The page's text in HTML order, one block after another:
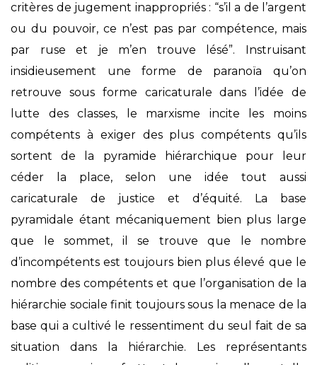
critères de jugement inappropriés : “s’il a de l’argent
ou du pouvoir, ce n’est pas par compétence, mais
par ruse et je m’en trouve lésé”. Instruisant
insidieusement une forme de paranoïa qu’on
retrouve sous forme caricaturale dans l’idée de
lutte des classes, le marxisme incite les moins
compétents à exiger des plus compétents qu’ils
sortent de la pyramide hiérarchique pour leur
céder la place, selon une idée tout aussi
caricaturale de justice et d’équité. La base
pyramidale étant mécaniquement bien plus large
que le sommet, il se trouve que le nombre
d’incompétents est toujours bien plus élevé que le
nombre des compétents et que l’organisation de la
hiérarchie sociale finit toujours sous la menace de la
base qui a cultivé le ressentiment du seul fait de sa
situation dans la hiérarchie. Les représentants